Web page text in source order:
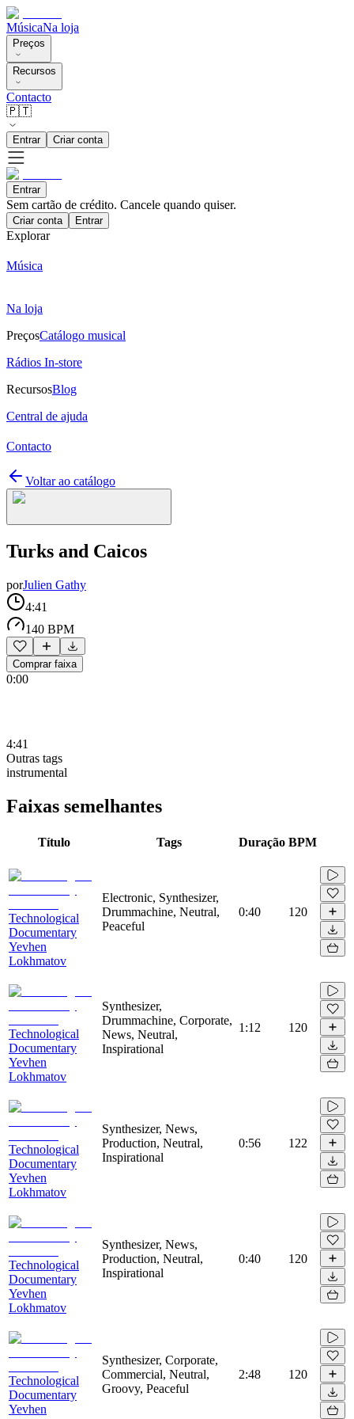
MúsicaNa loja
Preços
Recursos
Contacto
🇵🇹
Entrar Criar conta
Entrar
Sem cartão de crédito. Cancele quando quiser.
Criar conta Entrar
Explorar
Música
Na loja
PreçosCatálogo musical
Rádios In-store
RecursosBlog
Central de ajuda
Contacto
Voltar ao catálogo
Turks and Caicos
porJulien Gathy
4:41
140 BPM
Comprar faixa
0:00
4:41
Outras tags
instrumental
Faixas semelhantes
Título Tags Duração BPM
Technological
Documentary
Yevhen
Lokhmatov
Electronic, Synthesizer,
Drummachine, Neutral,
Peaceful
0:40 120
Technological
Documentary
Yevhen
Lokhmatov
Synthesizer,
Drummachine, Corporate,
News, Neutral,
Inspirational
1:12 120
Technological
Documentary
Yevhen
Lokhmatov
Synthesizer, News,
Production, Neutral,
Inspirational
0:56 122
Technological
Documentary
Yevhen
Lokhmatov
Synthesizer, News,
Production, Neutral,
Inspirational
0:40 120
Technological
Documentary
Yevhen
Synthesizer, Corporate,
Commercial, Neutral,
Groovy, Peaceful
2:48 120